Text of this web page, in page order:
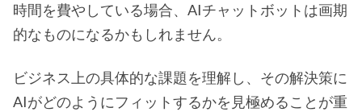
時間を費やしている場合、AIチャットボットは画期
的なものになるかもしれません。
ビジネス上の具体的な課題を理解し、その解決策に
AIがどのようにフィットするかを見極めることが重